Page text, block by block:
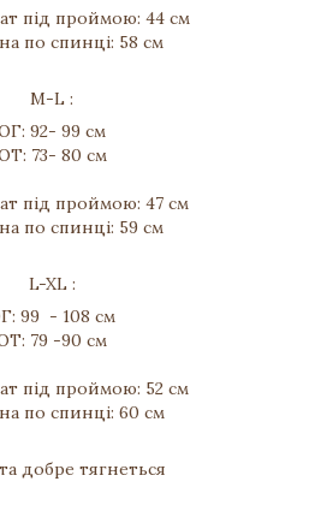
під проймою: 44 см
по спинці: 58 см
M-L :
92- 99 см
73- 80 см
під проймою: 47 см
по спинці: 59 см
L-XL :
99 - 108 см
79 -90 см
під проймою: 52 см
по спинці: 60 см
добре тягнеться